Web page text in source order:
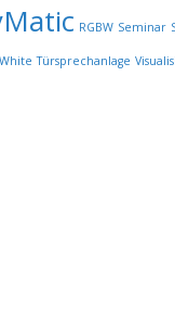
RGBW Seminar
Türsprechanlage